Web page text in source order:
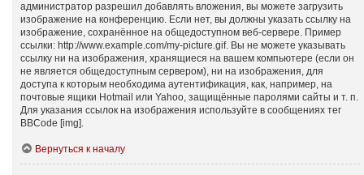
администратор разрешил добавлять вложения, вы можете загрузить
изображение на конференцию. Если нет, вы должны указать ссылку на
изображение, сохранённое на общедоступном веб-сервере. Пример
ссылки: http://www.example.com/my-picture.gif. Вы не можете указывать
ссылку ни на изображения, хранящиеся на вашем компьютере (если он
не является общедоступным сервером), ни на изображения, для
доступа к которым необходима аутентификация, как, например, на
почтовые ящики Hotmail или Yahoo, защищённые паролями сайты и т. п.
Для указания ссылок на изображения используйте в сообщениях тег
BBCode [img].
Вернуться к началу